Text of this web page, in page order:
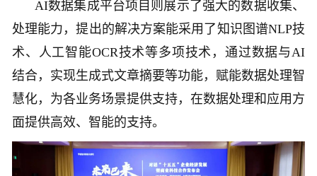
AI数据集成平台项目则展示了强大的数据收集、
处理能力，提出的解决方案能采用了知识图谱NLP技
术、人工智能OCR技术等多项技术，通过数据与AI
结合，实现生成式文章摘要等功能，赋能数据处理智
慧化，为各业务场景提供支持，在数据处理和应用方
面提供高效、智能的支持。